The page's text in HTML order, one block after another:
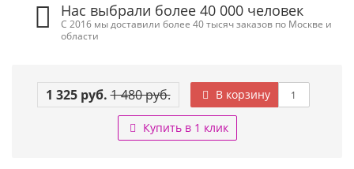
Нас выбрали более 40 000 человек
С 2016 мы доставили более 40 тысяч заказов по Москве и
области
1 325 руб. 1 480 руб. В корзину
Купить в 1 клик